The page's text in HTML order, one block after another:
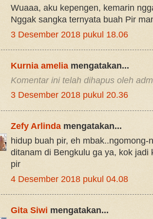
Wuaaa, aku kepengen, kemarin
Nggak sangka ternyata buah Pir
3 Desember 2018 pukul 18.06
Kurnia ameliamengatakan...
Komentar ini telah dihapus oleh
3 Desember 2018 pukul 20.36
Zefy Arlindamengatakan...
hidup buah pir, eh mbak..ngomong-
ditanam di Bengkulu ga ya, kok jadi
pir
4 Desember 2018 pukul 04.08
Gita Siwi mengatakan...